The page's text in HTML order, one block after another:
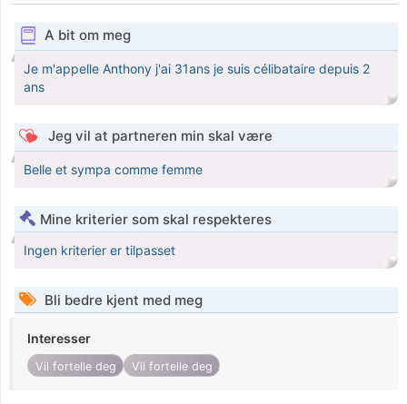
A bit om meg
Je m'appelle Anthony j'ai 31ans je suis célibataire depuis 2
ans
Jeg vil at partneren min skal være
Belle et sympa comme femme
Mine kriterier som skal respekteres
Ingen kriterier er tilpasset
Bli bedre kjent med meg
Interesser
Vil fortelle deg Vil fortelle deg